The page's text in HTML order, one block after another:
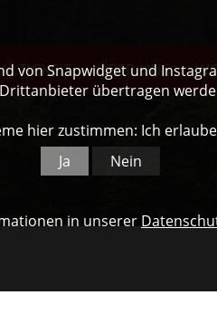
ÜBER UNS
von Snapwidget und
übertragen
hier zustimmen: Ich
Ja
Nein
in unserer